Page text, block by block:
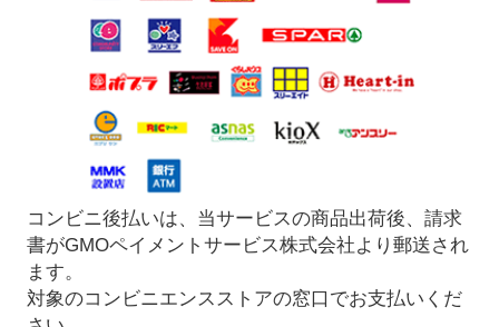
コンビニ後払いは、当サービスの商品出荷後、請求
書がGMOペイメントサービス株式会社より郵送され
ます。
対象のコンビニエンスストアの窓口でお支払いくだ